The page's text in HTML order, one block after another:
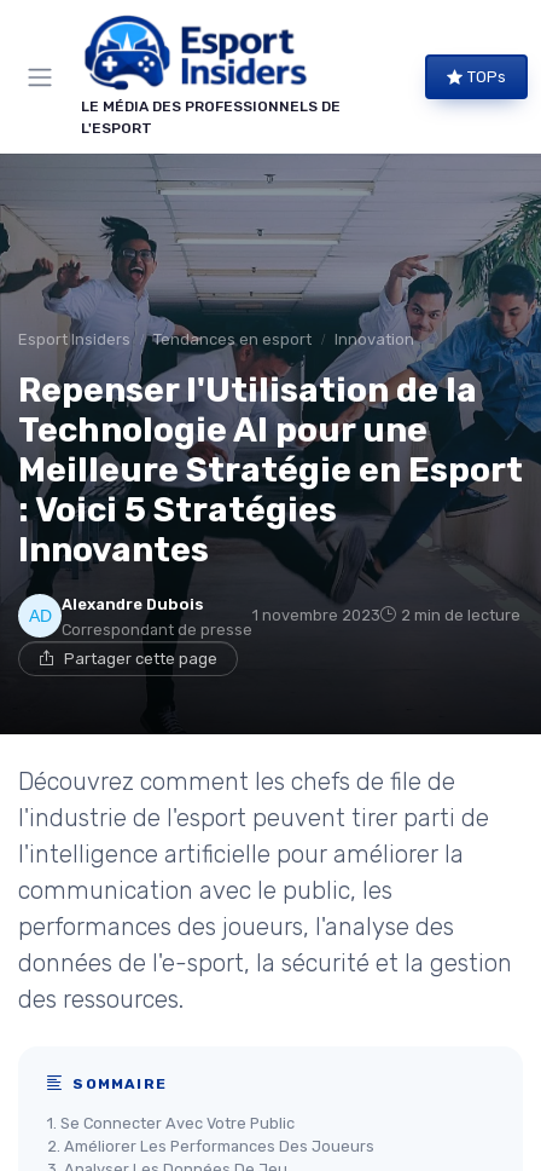
LE MÉDIA DES PROFESSIONNELS DE
L'ESPORT
TOPs
Esport Insiders Tendances en esport Innovation
Repenser l'Utilisation de la
Technologie AI pour une
Meilleure Stratégie en Esport
: Voici 5 Stratégies
Innovantes
Alexandre Dubois
Correspondant de presse
1 novembre 2023 2 min de lecture
Partager cette page
Découvrez comment les chefs de file de
l'industrie de l'esport peuvent tirer parti de
l'intelligence artificielle pour améliorer la
communication avec le public, les
performances des joueurs, l'analyse des
données de l'e-sport, la sécurité et la gestion
des ressources.
SOMMAIRE
1. Se Connecter Avec Votre Public
2. Améliorer Les Performances Des Joueurs
Panneau de gestion des cookies